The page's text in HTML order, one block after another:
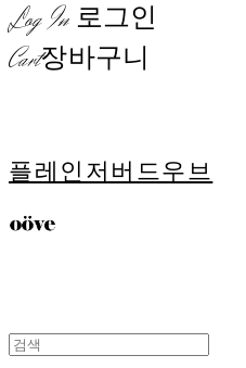
Log In 로그인
Cart장바구니
플레인저버드우브